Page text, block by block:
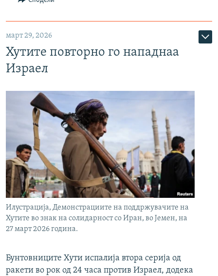
март 29, 2026
Хутите повторно го нападнаа
Израел
Илустрација, Демонстрациите на поддржувачите на
Хутите во знак на солидарност со Иран, во Јемен, на
27 март 2026 година.
Бунтовниците Хути испалија втора серија од
ракети во рок од 24 часа против Израел, додека